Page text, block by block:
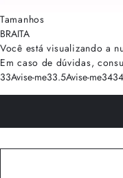
Tamanhos
BRAITA
Você está visualizando a
Em caso de dúvidas,
33Avise-me33.5Avise-me34